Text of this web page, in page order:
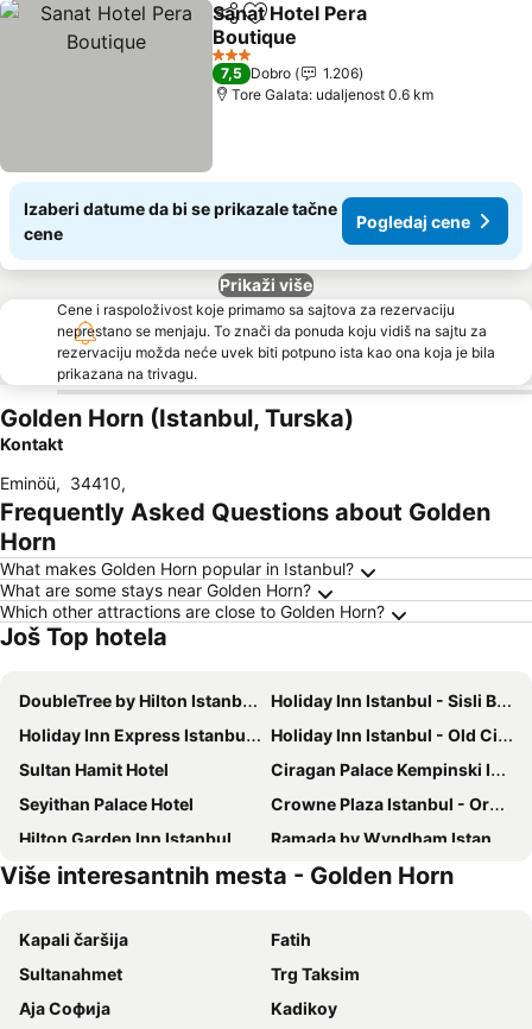
Deli Dodati u favorite
Sanat Hotel Pera
Boutique
Pogledaj cene
3 Zvezdice
7,5 Dobro
1.206
Tore Galata: udaljenost 0.6 km
Izaberi datume da bi se prikazale tačne
cene
Pogledaj cene
Prikaži više
Cene i raspoloživost koje primamo sa sajtova za rezervaciju
neprestano se menjaju. To znači da ponuda koju vidiš na sajtu za
rezervaciju možda neće uvek biti potpuno ista kao ona koja je bila
prikazana na trivagu.
Golden Horn (Istanbul, Turska)
Kontakt
Eminöü, 34410,
Frequently Asked Questions about Golden
Horn
What makes Golden Horn popular in Istanbul?
What are some stays near Golden Horn?
Which other attractions are close to Golden Horn?
Još Top hotela
DoubleTree by Hilton Istanbul Topkapi
Holiday Inn Istanbul - Sisli By Ihg
Holiday Inn Express Istanbul - Atakoy Metro By Ihg
Holiday Inn Istanbul - Old City By Ihg
Sultan Hamit Hotel
Ciragan Palace Kempinski Istanbul
Seyithan Palace Hotel
Crowne Plaza Istanbul - Oryapark By Ihg
Hilton Garden Inn Istanbul Ataturk Airport
Ramada by Wyndham Istanbul Golden Horn
DoubleTree by Hilton Hotel Istanbul - Moda
Holiday Inn Express Istanbul - Altunizade By Ihg
Ramada by Wyndham Istanbul Pera
Crowne Plaza Istanbul Old City
Akgun Istanbul Hotel
Sultanahmet Black Pearl Apart Hotel
Crowne Plaza Istanbul - Harbiye By Ihg
Wyndham Istanbul Old City
Više interesantnih mesta - Golden Horn
Kapali čaršija
Fatih
Sultanahmet
Trg Taksim
Аја Софија
Kadikoy